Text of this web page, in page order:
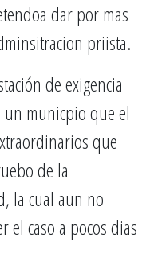
dar por mas
priista.
de exigencia
un municpio que el
que
de la
la cual aun no
el caso a pocos dias